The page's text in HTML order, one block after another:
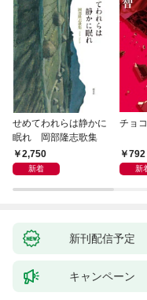
せめてわれらは静かに
眠れ 岡部隆志歌集
2,750
新着
チョ
792
新
新刊配信予定
キャンペーン